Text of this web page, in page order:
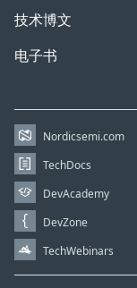
技术博文
电子书
Nordicsemi.com
TechDocs
DevAcademy
DevZone
TechWebinars